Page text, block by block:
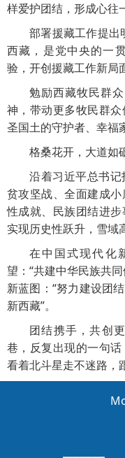
样爱护团结，形成心往
部署援藏工作提出
西藏，是党中央的一
验，开创援藏工作新局
勉励西藏牧民群
神，带动更多牧民群
圣国土的守护者、幸
格桑花开，大道如
沿着习近平总书
贫攻坚战、全面建成
性成就、民族团结进
实现历史性跃升，雪域
在中国式现代化
望：“共建中华民族共
新蓝图：“努力建设团
新西藏”。
团结携手，共创
巷，反复出现的一句
看着北斗星走不迷路，